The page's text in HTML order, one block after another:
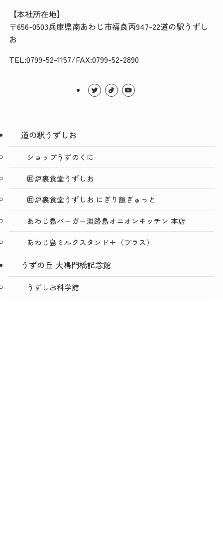
【本社所在地】
〒656-0503兵庫県南あわじ市福良丙947-22道の駅うずし
お
TEL:0799-52-1157/FAX:0799-52-2890
道の駅うずしお
ショップうずのくに
囲炉裏食堂うずしお
囲炉裏食堂うずしお にぎり飯ぎゅっと
あわじ島バーガー淡路島オニオンキッチン 本店
あわじ島ミルクスタンド＋（プラス）
うずの丘 大鳴門橋記念館
うずしお科学館